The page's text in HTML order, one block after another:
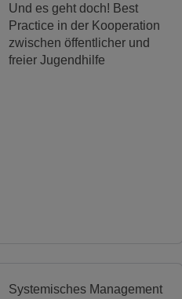
Und es geht doch! Best
Practice in der Kooperation
zwischen öffentlicher und
freier Jugendhilfe
Systemisches Management